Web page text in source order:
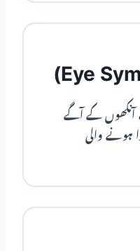
آنکھوں کے آگے
ہونے والی